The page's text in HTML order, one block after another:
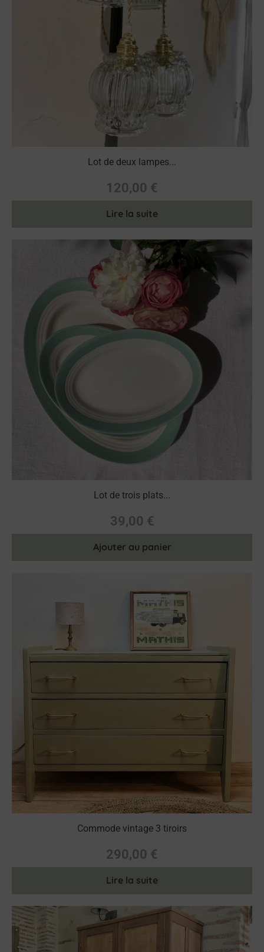
Lot de deux lampes...
120,00 €
Lire la suite
Lot de trois plats...
39,00 €
Ajouter au panier
Commode vintage 3 tiroirs
290,00 €
Lire la suite